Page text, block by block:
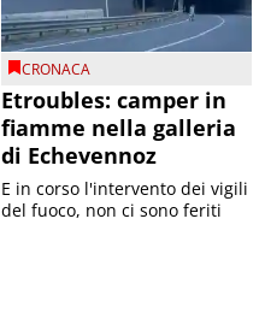
CRONACA
Etroubles: camper in
fiamme nella galleria
di Echevennoz
E in corso l'intervento dei vigili
del fuoco, non ci sono feriti